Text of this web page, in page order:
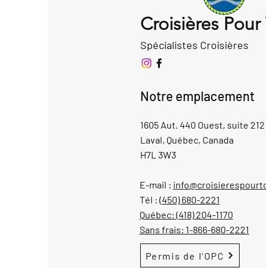
Croisières Pour
Spécialistes Croisières
Notre emplacement
1605 Aut. 440 Ouest, suite 212
Laval, Québec, Canada
H7L 3W3
E-mail :
Tél : (450) 680-2221
Québec: (418) 204-1170
Sans frais: 1-866-680-2221
Permis de l'OPC